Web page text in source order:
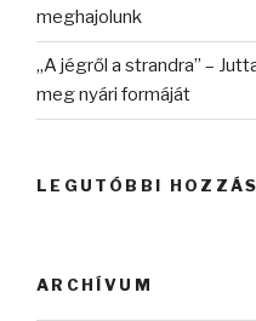
meghajolunk
„A jégről a strandra” –
meg nyári formáját
LEGUTÓBBI
ARCHÍVUM